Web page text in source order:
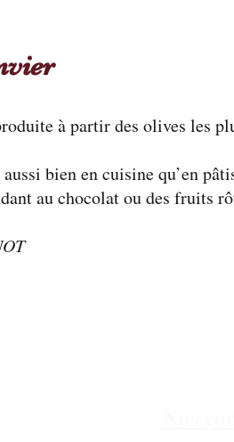
à partir des olives les
bien en cuisine qu’en
au chocolat ou des fruits